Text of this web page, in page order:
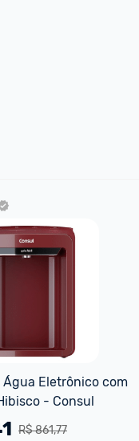
Eletrônico com
- Consul
R$ 861,77